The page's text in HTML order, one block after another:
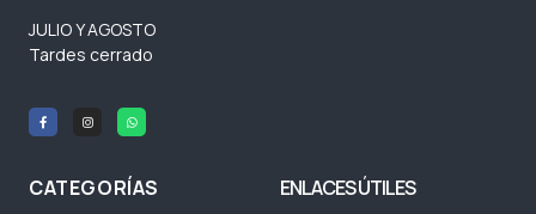
JULIO Y AGOSTO
Tardes cerrado
CATEGORÍAS ENLACES ÚTILES